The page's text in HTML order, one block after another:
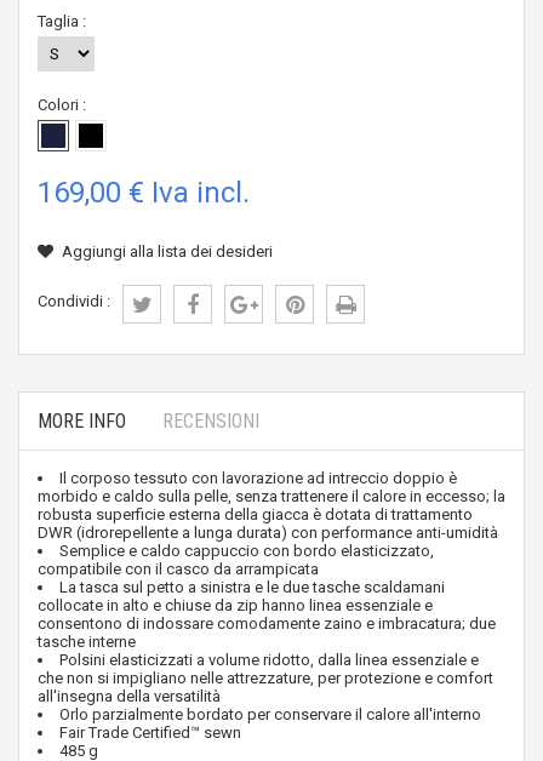
Taglia :
Colori :
169,00 € Iva incl.
Aggiungi alla lista dei desideri
Condividi :
MORE INFO RECENSIONI
Il corposo tessuto con lavorazione ad intreccio doppio è
morbido e caldo sulla pelle, senza trattenere il calore in eccesso; la
robusta superficie esterna della giacca è dotata di trattamento
DWR (idrorepellente a lunga durata) con performance anti-umidità
Semplice e caldo cappuccio con bordo elasticizzato,
compatibile con il casco da arrampicata
La tasca sul petto a sinistra e le due tasche scaldamani
collocate in alto e chiuse da zip hanno linea essenziale e
consentono di indossare comodamente zaino e imbracatura; due
tasche interne
Polsini elasticizzati a volume ridotto, dalla linea essenziale e
che non si impigliano nelle attrezzature, per protezione e comfort
all'insegna della versatilità
Orlo parzialmente bordato per conservare il calore all'interno
Fair Trade Certified™ sewn
485 g